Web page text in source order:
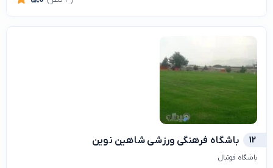
12 باشگاه فرهنگی ورزشی شاهین نوین
باشگاه فوتبال